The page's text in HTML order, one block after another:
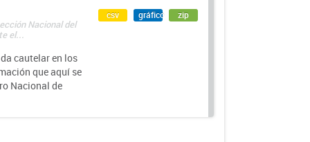
Nacional del
el...
cautelar en los
que aquí se
Nacional de
csv gráfico zip